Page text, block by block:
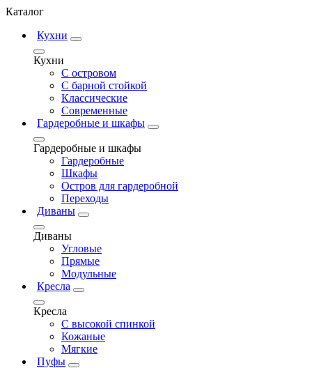
Каталог
Кухни
Кухни
С островом
С барной стойкой
Классические
Современные
Гардеробные и шкафы
Гардеробные и шкафы
Гардеробные
Шкафы
Остров для гардеробной
Переходы
Диваны
Диваны
Угловые
Прямые
Модульные
Кресла
Кресла
С высокой спинкой
Кожаные
Мягкие
Пуфы